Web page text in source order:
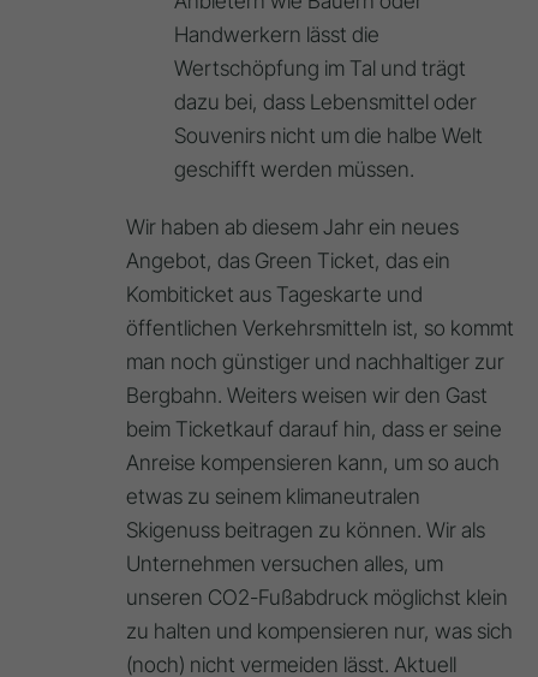
Handwerkern lässt die
Wertschöpfung im Tal und trägt
dazu bei, dass Lebensmittel oder
Souvenirs nicht um die halbe Welt
geschifft werden müssen.
Wir haben ab diesem Jahr ein neues
Angebot, das Green Ticket, das ein
Kombiticket aus Tageskarte und
öffentlichen Verkehrsmitteln ist, so kommt
man noch günstiger und nachhaltiger zur
Bergbahn. Weiters weisen wir den Gast
beim Ticketkauf darauf hin, dass er seine
Anreise kompensieren kann, um so auch
etwas zu seinem klimaneutralen
Skigenuss beitragen zu können. Wir als
Unternehmen versuchen alles, um
unseren CO2-Fußabdruck möglichst klein
zu halten und kompensieren nur, was sich
(noch) nicht vermeiden lässt. Aktuell